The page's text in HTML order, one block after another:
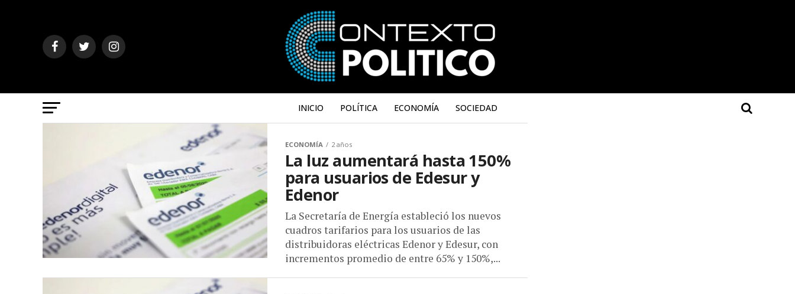
INICIO POLÍTICA ECONOMÍA SOCIEDAD
ECONOMÍA 2 años
La luz aumentará hasta 150%
para usuarios de Edesur y
Edenor
La Secretaría de Energía estableció los nuevos
cuadros tarifarios para los usuarios de las
distribuidoras eléctricas Edenor y Edesur, con
incrementos promedio de entre 65% y 150%,...